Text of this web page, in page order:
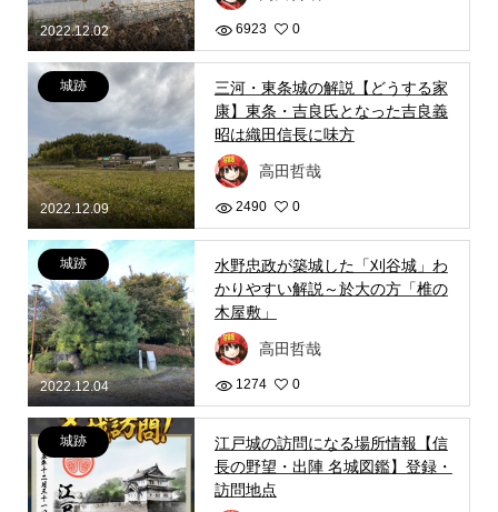
2022.12.02 6923 0
2022.12.09
城跡
三河・東条城の解説【どうする家
康】東条・吉良氏となった吉良義
昭は織田信長に味方
高田哲哉
2490 0
2022.12.04
城跡
水野忠政が築城した「刈谷城」わ
かりやすい解説～於大の方「椎の
木屋敷」
高田哲哉
1274 0
城跡
江戸城の訪問になる場所情報【信
長の野望・出陣 名城図鑑】登録・
訪問地点